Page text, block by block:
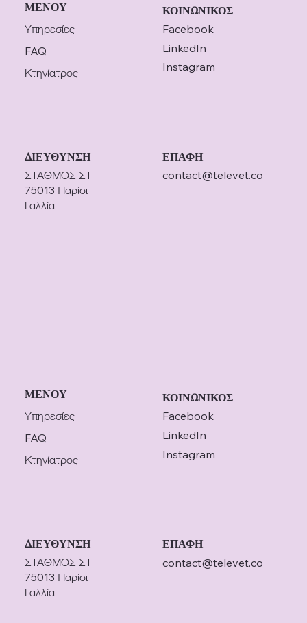
ΜΕΝΟΥ
Υπηρεσίες
FAQ
Κτηνίατρος
ΕΠΑΦΗ
contact@televet.co
ΔΙΕΥΘΥΝΣΗ
ΣΤΑΘΜΟΣ ΣΤ
75013 Παρίσι
Γαλλία
ΚΟΙΝΩΝΙΚΟΣ
Facebook
LinkedIn
Instagram
ΜΕΝΟΥ
Υπηρεσίες
FAQ
Κτηνίατρος
ΕΠΑΦΗ
contact@televet.co
ΔΙΕΥΘΥΝΣΗ
ΣΤΑΘΜΟΣ ΣΤ
75013 Παρίσι
Γαλλία
ΚΟΙΝΩΝΙΚΟΣ
Facebook
LinkedIn
Instagram